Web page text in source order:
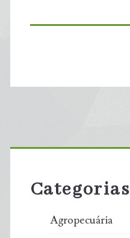
Primary
Sidebar
Categorias
Agropecuária